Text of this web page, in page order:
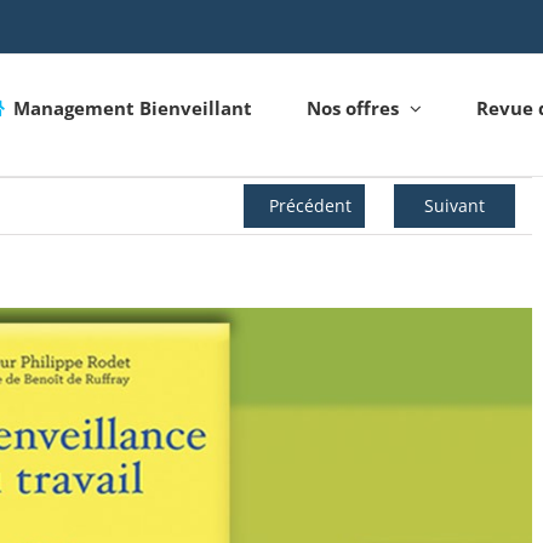
Management Bienveillant Nos offres Revue
Précédent Suivant